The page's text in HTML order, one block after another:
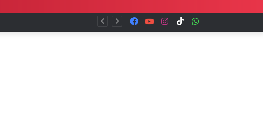
TikTok
Instagram
YouTube
Facebook